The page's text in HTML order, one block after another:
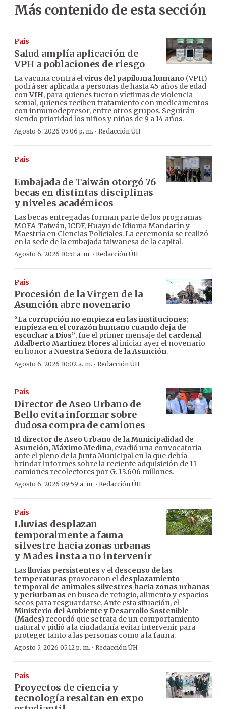
Más contenido de esta sección
País
Salud amplía aplicación de
VPH a poblaciones de riesgo
La vacuna contra elvirus del papiloma humano (VPH)
podrá ser aplicada a personas de hasta 45 años de edad
conVIH, para quienes fueron víctimas de violencia
sexual, quienes reciben tratamiento con medicamentos
con inmunodepresor, entre otros grupos. Seguirán
siendo prioridad los niños y niñas de 9 a 14 años.
Agosto 6, 2026 05:06 p. m. · Redacción ÚH
País
Embajada de Taiwán otorgó 76
becas en distintas disciplinas
y niveles académicos
Las becas entregadas forman parte de los programas
MOFA-Taiwán, ICDF, Huayu de Idioma Mandarín y
Maestría en Ciencias Policiales. La ceremonia se realizó
en la sede de la embajada taiwanesa de la capital.
Agosto 6, 2026 10:51 a. m. · Redacción ÚH
País
Procesión de la Virgen de la
Asunción abre novenario
“La corrupción no empieza en las instituciones;
empieza en el corazón humano cuando deja de
escuchar a Dios”, fue el primer mensaje del cardenal
Adalberto Martínez Flores al iniciar ayer el novenario
en honor aNuestra Señora de la Asunción.
Agosto 6, 2026 10:02 a. m. · Redacción ÚH
País
Director de Aseo Urbano de
Bello evita informar sobre
dudosa compra de camiones
El director de Aseo Urbano de la Municipalidad de
Asunción, Máximo Medina, evadió una convocatoria
ante el pleno de la Junta Municipal en la que debía
brindar informes sobre la reciente adquisición de 11
camiones recolectores por G. 13.606 millones.
Agosto 6, 2026 09:59 a. m. · Redacción ÚH
País
Lluvias desplazan
temporalmente a fauna
silvestre hacia zonas urbanas
y Mades insta a no intervenir
Laslluvias persistentes y el descenso de las
temperaturas provocaron el desplazamiento
temporal de animales silvestres hacia zonas urbanas
y periurbanas en busca de refugio, alimento y espacios
secos para resguardarse. Ante esta situación, el
Ministerio del Ambiente y Desarrollo Sostenible
(Mades) recordó que se trata de un comportamiento
natural y pidió a la ciudadanía evitar intervenir para
proteger tanto a las personas como a la fauna.
Agosto 5, 2026 05:12 p. m. · Redacción ÚH
País
Proyectos de ciencia y
tecnología resaltan en expo